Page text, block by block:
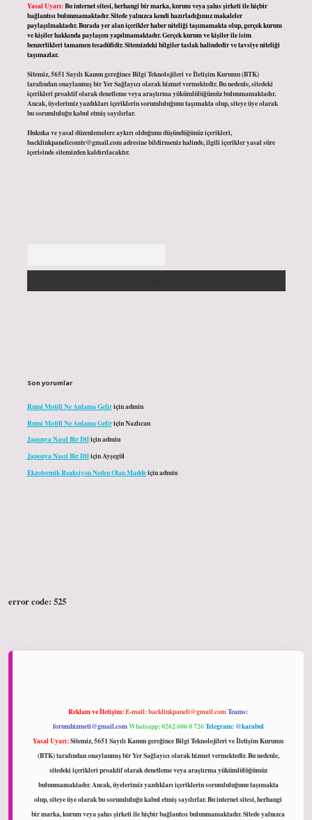
Yasal Uyarı:Bu internet sitesi, herhangi bir marka, kurum veya şahıs şirketi ile hiçbir
bağlantısı bulunmamaktadır. Sitede yalnızca kendi hazırladığımız makaleler
paylaşılmaktadır. Burada yer alan içerikler haber niteliği taşımamakta olup, gerçek kurum
ve kişiler hakkında paylaşım yapılmamaktadır. Gerçek kurum ve kişiler ile isim
benzerlikleri tamamen tesadüfidir. Sitemizdeki bilgiler taslak halindedir ve tavsiye niteliği
taşımazlar.
Sitemiz, 5651 Sayılı Kanun gereğince Bilgi Teknolojileri ve İletişim Kurumu (BTK)
tarafından onaylanmış bir Yer Sağlayıcı olarak hizmet vermektedir. Bu nedenle, sitedeki
içerikleri proaktif olarak denetleme veya araştırma yükümlülüğümüz bulunmamaktadır.
Ancak, üyelerimiz yazdıkları içeriklerin sorumluluğunu taşımakta olup, siteye üye olarak
bu sorumluluğu kabul etmiş sayılırlar.
Hukuka ve yasal düzenlemelere aykırı olduğunu düşündüğünüz içerikleri,
backlinkpanelicomtr@gmail.comadresine bildirmeniz halinde, ilgili içerikler yasal süre
içerisinde sitemizden kaldırılacaktır.
Son yorumlar
Rumi Motifi Ne Anlama Geliriçinadmin
Rumi Motifi Ne Anlama GeliriçinNazlıcan
Japonya Nasıl Bir Diliçinadmin
Japonya Nasıl Bir DiliçinAyşegül
Ekzotermik Reaksiyon Neden Olan Maddeiçinadmin
error code: 525
Reklam ve İletişim:E-mail:backlinkpaneli@gmail.comTeams:
forumhizmeti@gmail.comWhatsapp: 0262 606 0 726Telegram: @karabul
Yasal Uyarı:Sitemiz, 5651 Sayılı Kanun gereğince Bilgi Teknolojileri ve İletişim Kurumu
(BTK) tarafından onaylanmış bir Yer Sağlayıcı olarak hizmet vermektedir. Bu nedenle,
sitedeki içerikleri proaktif olarak denetleme veya araştırma yükümlülüğümüz
bulunmamaktadır. Ancak, üyelerimiz yazdıkları içeriklerin sorumluluğunu taşımakta
olup, siteye üye olarak bu sorumluluğu kabul etmiş sayılırlar. Bu internet sitesi, herhangi
bir marka, kurum veya şahıs şirketi ile hiçbir bağlantısı bulunmamaktadır. Sitede yalnızca